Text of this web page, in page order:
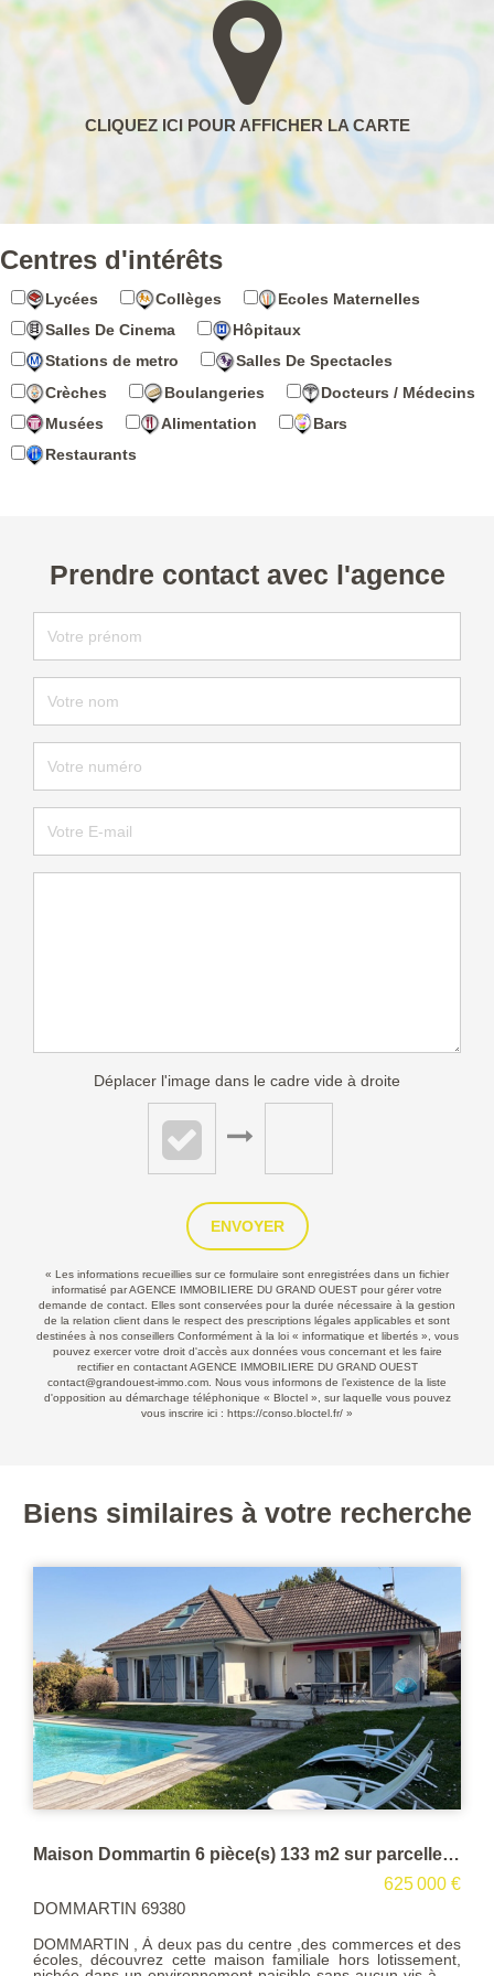
Centres d'intérêts
Lycées Collèges
Ecoles Maternelles
Salles De Cinema
Hôpitaux
Stations de metro
Salles De Spectacles
Crèches
Boulangeries
Docteurs / Médecins
Musées
Alimentation
Bars
Restaurants
Prendre contact avec l'agence
Déplacer l'image dans le cadre vide à droite
ENVOYER
« Les informations recueillies sur ce formulaire sont enregistrées dans un fichier
informatisé par AGENCE IMMOBILIERE DU GRAND OUEST pour gérer votre
demande de contact. Elles sont conservées pour la durée nécessaire à la gestion
de la relation client dans le respect des prescriptions légales applicables et sont
destinées à nos conseillers Conformément à la loi « informatique et libertés », vous
pouvez exercer votre droit d'accès aux données vous concernant et les faire
rectifier en contactant AGENCE IMMOBILIERE DU GRAND OUEST
contact@grandouest-immo.com. Nous vous informons de l’existence de la liste
d'opposition au démarchage téléphonique « Bloctel », sur laquelle vous pouvez
vous inscrire ici : https://conso.bloctel.fr/ »
Biens similaires à votre recherche
Maison Dommartin 6 pièce(s) 133 m2 sur parcelle de 740 M².
625 000 €
DOMMARTIN 69380
DOMMARTIN , À deux pas du centre ,des commerces et des
écoles, découvrez cette maison familiale hors lotissement,